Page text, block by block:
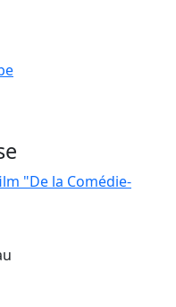
"De la Comédie-